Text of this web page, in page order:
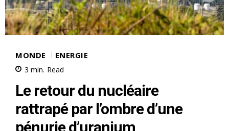
MONDE ENERGIE
3 min. Read
Le retour du nucléaire
rattrapé par l’ombre d’une
pénurie d’uranium